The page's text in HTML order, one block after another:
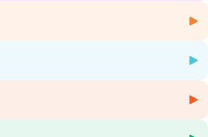
pour notre équipe de technophiles
de bois sur les sujets IT qui nous tiennent à
contacter pour poursuivre les échanges sur
contact/